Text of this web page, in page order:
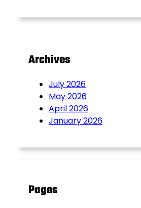
Archives
July 2026
May 2026
April 2026
January 2026
Pages